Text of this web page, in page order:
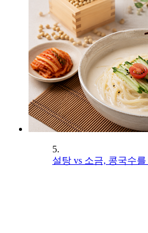
5.
설탕 vs 소금, 콩국수